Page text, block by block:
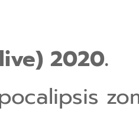
2020.